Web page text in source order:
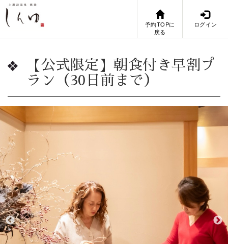
予約TOPに
戻る
ログイン
【公式限定】朝食付き早割プ
ラン（30日前まで）